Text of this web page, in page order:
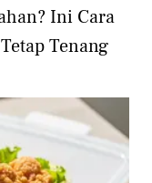
Ini Cara
Tenang